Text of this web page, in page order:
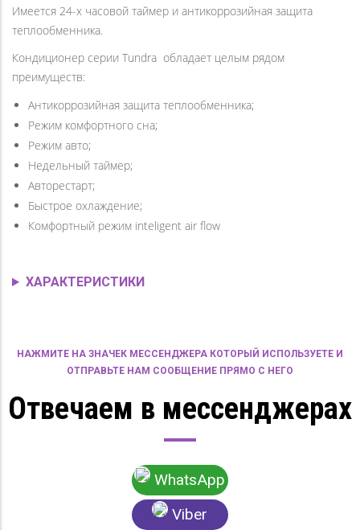
Имеется 24-х часовой таймер и антикоррозийная защита
теплообменника.
Кондиционер серии Tundra обладает целым рядом
преимуществ:
Антикоррозийная защита теплообменника;
Режим комфортного сна;
Режим авто;
Недельный таймер;
Авторестарт;
Быстрое охлаждение;
Комфортный режим inteligent air flow
ХАРАКТЕРИСТИКИ
НАЖМИТЕ НА ЗНАЧЕК МЕССЕНДЖЕРА КОТОРЫЙ ИСПОЛЬЗУЕТЕ И
ОТПРАВЬТЕ НАМ СООБЩЕНИЕ ПРЯМО С НЕГО
Отвечаем в мессенджерах
WhatsApp
Viber